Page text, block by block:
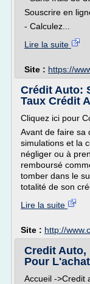
Souscrire en
- Calculez...
Lire la suite
Site : https://
Crédit Auto:
Taux Crédit
Cliquez ici pour
Avant de faire sa
simulations et la
négliger ou à
remboursé
tomber dans le
totalité de son
Lire la suite
Site : http://
Credit Auto,
Pour
Accueil ->Credit